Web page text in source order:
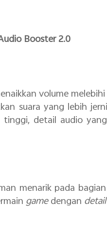
Booster 2.0
volume
suara yang lebih
detail audio
menarik pada
gamedengan detail